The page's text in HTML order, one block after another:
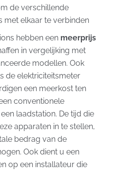
de verschillende
met elkaar te verbinden
hebben een meerprijs
in vergelijking met
modellen. Ook
de elektriciteitsmeter
een meerkost ten
conventionele
laadstation. De tijd die
apparaten in te stellen,
bedrag van de
Ook dient u een
op een installateur die